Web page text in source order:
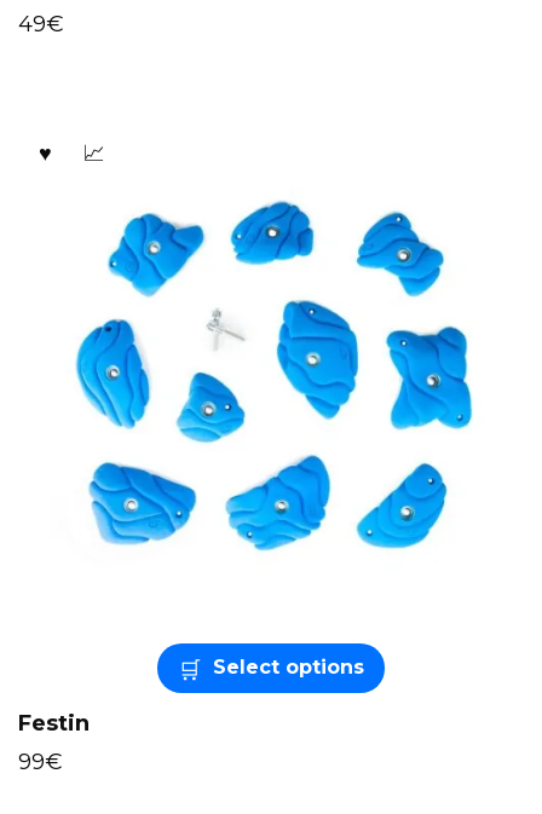
49€
Select options
Festin
99€